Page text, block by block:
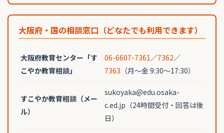
大阪府・国の相談窓口（どなたでも利用できます）
大阪府教育センター「す
こやか教育相談」
06-6607-7361 ／7362／
7363 （月〜金 9:30〜17:30）
すこやか教育相談（メー
ル）
sukoyaka@edu.osaka-
c.ed.jp（24時間受付・回答は後
日）